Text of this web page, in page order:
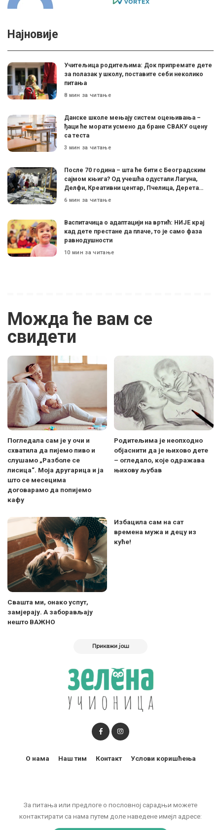
Најновије
Учитељица родитељима: Док припремате дете
за полазак у школу, поставите себи неколико
питања
8 мин за читање
Данске школе мењају систем оцењивања –
ђаци ће морати усмено да бране СВАКУ оцену
са теста
3 мин за читање
После 70 година – шта ће бити с Београдским
сајмом књига? Од учешћа одустали Лагуна,
Делфи, Креативни центар, Пчелица, Дерета…
6 мин за читање
Васпитачица о адаптацији на вртић: НИЈЕ крај
кад дете престане да плаче, то је само фаза
равнодушности
10 мин за читање
Можда ће вам се
свидети
Погледала сам је у очи и
схватила да пијемо пиво и
слушамо „Разболе се
лисица“. Моја другарица и ја
што се месецима
договарамо да попијемо
кафу
Родитељима је неопходно
објаснити да је њихово дете
– огледало, које одражава
њихову љубав
Свашта ми, онако успут,
замјерају. А заборављају
нешто ВАЖНО
Избацила сам на сат
времена мужа и децу из
куће!
Прикажи још
За питања или предлоге о пословној сарадњи можете
контактирати са нама путем доле наведене имејл адресе:
О нама Наш тим Контакт Услови коришћења